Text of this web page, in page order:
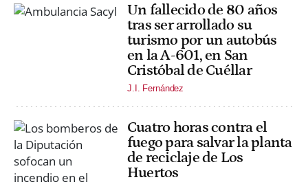
Un fallecido de 80 años
tras ser arrollado su
turismo por un autobús
en la A-601, en San
Cristóbal de Cuéllar
J.I. Fernández
Cuatro horas contra el
fuego para salvar la planta
de reciclaje de Los
Huertos